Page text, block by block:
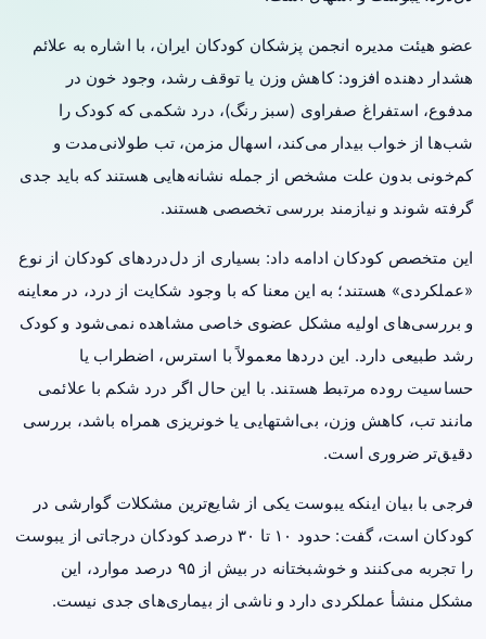
عضو هیئت مدیره انجمن پزشکان کودکان ایران، با اشاره به علائم
هشدار دهنده افزود: کاهش وزن یا توقف رشد، وجود خون در
مدفوع، استفراغ صفراوی (سبز رنگ)، درد شکمی که کودک را
شب‌ها از خواب بیدار می‌کند، اسهال مزمن، تب طولانی‌مدت و
کم‌خونی بدون علت مشخص از جمله نشانه‌هایی هستند که باید جدی
گرفته شوند و نیازمند بررسی تخصصی هستند.
این متخصص کودکان ادامه داد: بسیاری از دل‌دردهای کودکان از نوع
«عملکردی» هستند؛ به این معنا که با وجود شکایت از درد، در معاینه
و بررسی‌های اولیه مشکل عضوی خاصی مشاهده نمی‌شود و کودک
رشد طبیعی دارد. این دردها معمولاً با استرس، اضطراب یا
حساسیت روده مرتبط هستند. با این حال اگر درد شکم با علائمی
مانند تب، کاهش وزن، بی‌اشتهایی یا خونریزی همراه باشد، بررسی
دقیق‌تر ضروری است.
فرجی با بیان اینکه یبوست یکی از شایع‌ترین مشکلات گوارشی در
کودکان است، گفت: حدود ۱۰ تا ۳۰ درصد کودکان درجاتی از یبوست
را تجربه می‌کنند و خوشبختانه در بیش از ۹۵ درصد موارد، این
مشکل منشأ عملکردی دارد و ناشی از بیماری‌های جدی نیست.